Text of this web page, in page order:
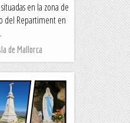
situadas en la zona de
del Repartiment en
de Mallorca